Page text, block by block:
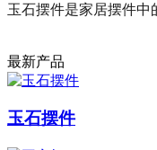
玉石摆件是家居摆件中
最新产品
玉石摆件